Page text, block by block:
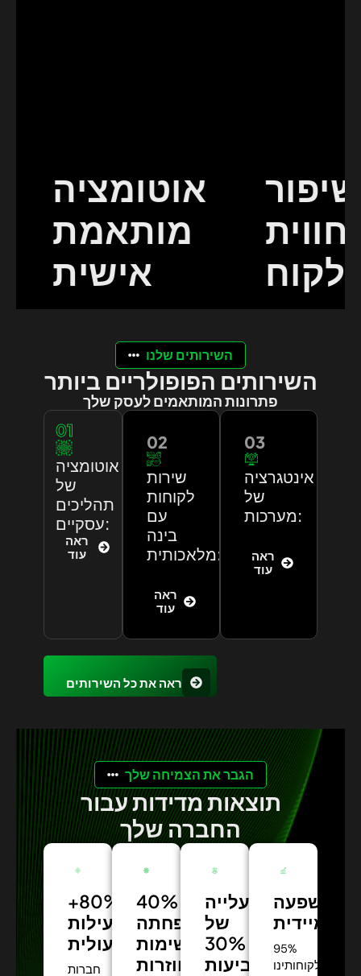
אוטומציה
מותאמת
אישית
שיפור
חווית
הלקוח
השירותים שלנו
השירותים הפופולריים ביותר
פתרונות המותאמים לעסק שלך
01
אוטומציה
של
תהליכים
עסקיים:
ראה
עוד
02
שירות
לקוחות
עם
בינה
מלאכותית:
ראה
עוד
03
אינטגרציה
של
מערכות:
ראה
עוד
ראה את כל השירותים
הגבר את הצמיחה שלך
תוצאות מדידות עבור
החברה שלך
+80%
יעילות
תפעולית:
חברות
40%
הפחתה
במשימות
עלייה
של
30%
בשביעות
השפעה
95%
מלקוחותינו